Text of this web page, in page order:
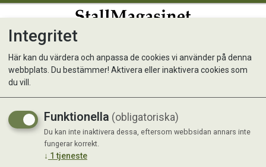
Visar 2 produkter
Integritet
Här kan du värdera och anpassa de cookies vi använder på denna
webbplats. Du bestämmer! Aktivera eller inaktivera cookies som
du vill.
Funktionella (obligatoriska)
Du kan inte inaktivera dessa, eftersom webbsidan annars inte
fungerar korrekt.
↓ 1 tjeneste